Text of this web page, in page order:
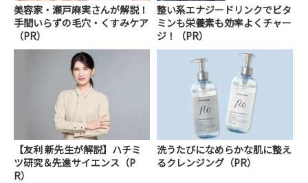
美容家・瀬戸麻実さんが解説！
手間いらずの毛穴・くすみケア
（PR）
整い系エナジードリンクでビタ
ミンも栄養素も効率よくチャー
ジ！（PR）
【友利 新先生が解説】ハチミ
ツ研究＆先進サイエンス（P
R）
洗うたびになめらかな肌に整え
るクレンジング（PR）